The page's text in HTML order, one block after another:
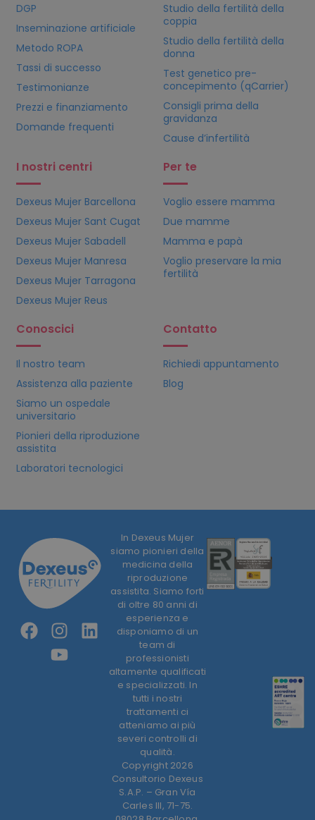
DGP
Inseminazione artificiale
Metodo ROPA
Tassi di successo
Testimonianze
Prezzi e finanziamento
Domande frequenti
Studio della fertilità della
coppia
Studio della fertilità della
donna
Test genetico pre-
concepimento (qCarrier)
Consigli prima della
gravidanza
Cause d’infertilità
I nostri centri
Dexeus Mujer Barcellona
Dexeus Mujer Sant Cugat
Dexeus Mujer Sabadell
Dexeus Mujer Manresa
Dexeus Mujer Tarragona
Dexeus Mujer Reus
Per te
Voglio essere mamma
Due mamme
Mamma e papà
Voglio preservare la mia
fertilità
Conoscici
Il nostro team
Assistenza alla paziente
Siamo un ospedale
universitario
Pionieri della riproduzione
assistita
Laboratori tecnologici
Contatto
Richiedi appuntamento
Blog
In Dexeus Mujer
siamo pionieri della
medicina della
riproduzione
assistita. Siamo forti
di oltre 80 anni di
esperienza e
disponiamo di un
team di
professionisti
altamente qualificati
e specializzati. In
tutti i nostri
trattamenti ci
atteniamo ai più
severi controlli di
qualità.
Copyright 2026
Consultorio Dexeus
S.A.P. – Gran Vía
Carles III, 71-75.